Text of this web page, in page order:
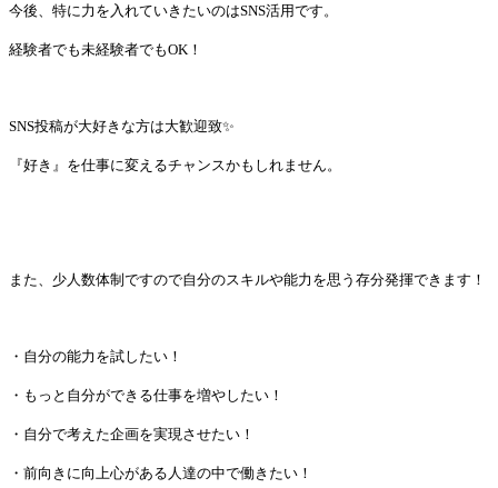
今後、特に力を入れていきたいのはSNS活用です。
経験者でも未経験者でもOK！
SNS投稿が大好きな方は大歓迎致✨
『好き』を仕事に変えるチャンスかもしれません。
また、少人数体制ですので自分のスキルや能力を思う存分発揮できます！
・自分の能力を試したい！
・もっと自分ができる仕事を増やしたい！
・自分で考えた企画を実現させたい！
・前向きに向上心がある人達の中で働きたい！